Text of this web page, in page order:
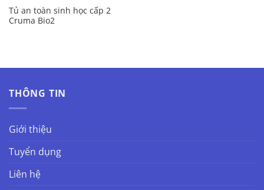
Tủ an toàn sinh học cấp 2
Cruma Bio2
THÔNG TIN
Giới thiệu
Tuyển dụng
Liên hệ